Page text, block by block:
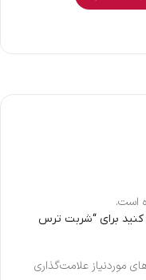
است.
کنید برای “شربت ترس
موردنیاز علامت‌گذاری